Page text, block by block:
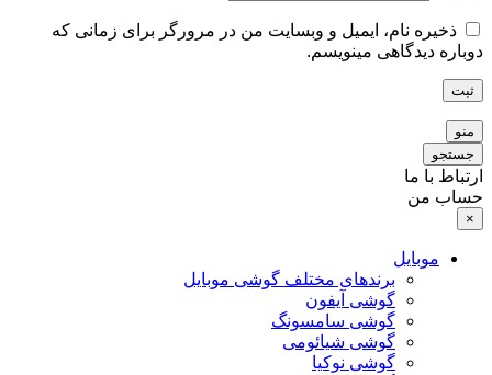
ذخیره نام، ایمیل و وبسایت من در مرورگر برای زمانی که
دوباره دیدگاهی مینویسم.
ثبت
منو
جستجو
ارتباط با ما
حساب من
×
موبایل
برندهای مختلف گوشی موبایل
گوشی آیفون
گوشی سامسونگ
گوشی شیائومی
گوشی نوکیا